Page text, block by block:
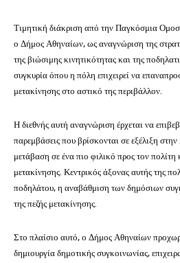
Τιμητική διάκριση από την Παγκόσμια
ο Δήμος Αθηναίων, ως αναγνώριση της
της βιώσιμης κινητικότητας και της
συγκυρία όπου η πόλη επιχειρεί να
μετακίνησης στο αστικό της περιβάλλον.
Η διεθνής αυτή αναγνώριση έρχεται να
παρεμβάσεις που βρίσκονται σε εξέλιξη στην
μετάβαση σε ένα πιο φιλικό προς τον πολίτη
μετακίνησης. Κεντρικός άξονας αυτής της
ποδηλάτου, η αναβάθμιση των δημόσιων
της πεζής μετακίνησης.
Στο πλαίσιο αυτό, ο Δήμος Αθηναίων
δημιουργία δημοτικής συγκοινωνίας,